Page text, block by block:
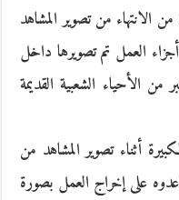
الانتهاء من تصوير المشاهد
العمل تم تصويرها داخل
الأحياء الشعبية القديمة
أثناء تصوير المشاهد من
على إخراج العمل بصورة